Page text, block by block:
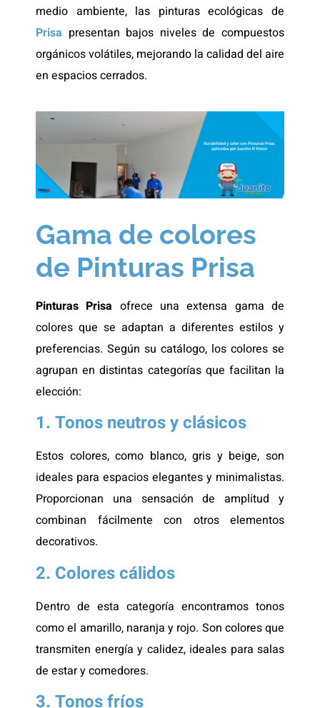
medio ambiente, las pinturas ecológicas de
Prisa presentan bajos niveles de compuestos
orgánicos volátiles, mejorando la calidad del aire
en espacios cerrados.
Gama de colores
de Pinturas Prisa
Pinturas Prisa ofrece una extensa gama de
colores que se adaptan a diferentes estilos y
preferencias. Según su catálogo, los colores se
agrupan en distintas categorías que facilitan la
elección:
1. Tonos neutros y clásicos
Estos colores, como blanco, gris y beige, son
ideales para espacios elegantes y minimalistas.
Proporcionan una sensación de amplitud y
combinan fácilmente con otros elementos
decorativos.
2. Colores cálidos
Dentro de esta categoría encontramos tonos
como el amarillo, naranja y rojo. Son colores que
transmiten energía y calidez, ideales para salas
de estar y comedores.
3. Tonos fríos